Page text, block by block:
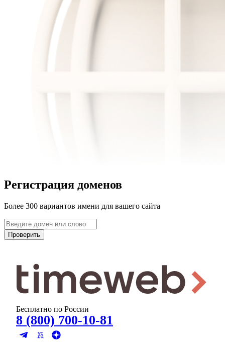
Регистрация доменов
Более 300 вариантов имени для вашего сайта
Проверить
Бесплатно по России
8 (800) 700-10-81